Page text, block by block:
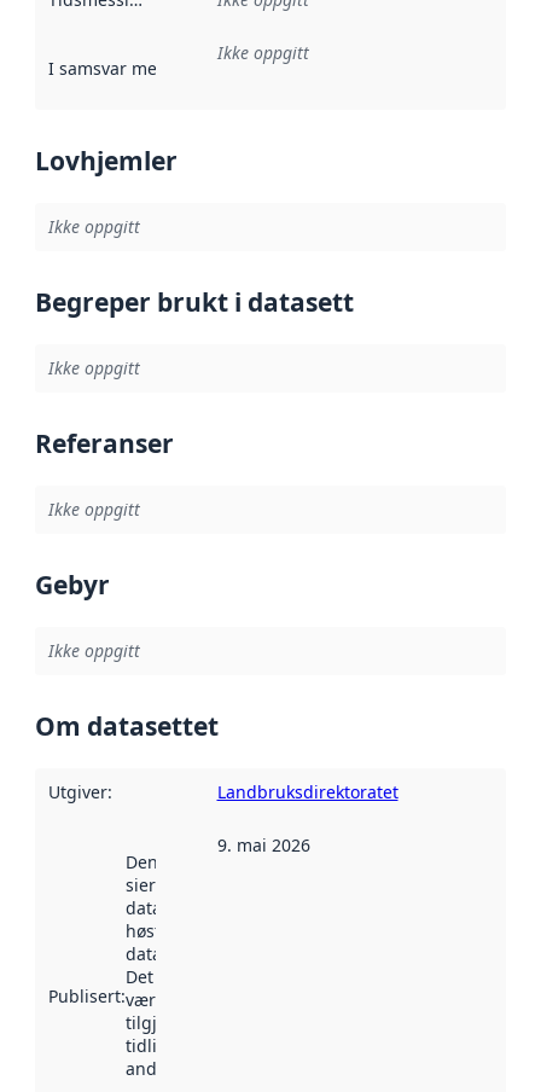
I samsvar med Referanse til en implementasjonsregel
Ikke oppgitt
Lovhjemler
Ikke oppgitt
Begreper brukt i datasett
Ikke oppgitt
Referanser
Ikke oppgitt
Gebyr
Ikke oppgitt
Om datasettet
Utgiver: Landbruksdirektoratet
Publisert:
Denne datoen
sier når
datasettet ble
høstet av
data.norge.no.
Det kan ha
vært
tilgjengelig
tidligere
andre steder.
9. mai 2026